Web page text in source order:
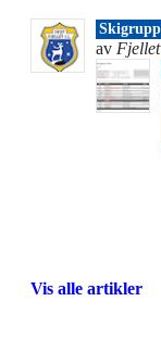
av
Vis alle artikler